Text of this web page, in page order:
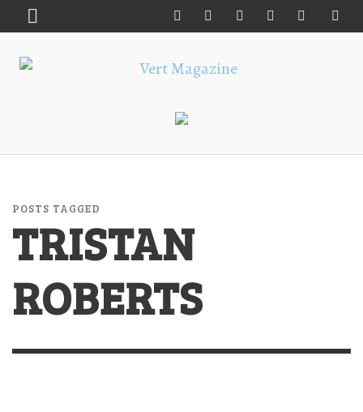
POSTS TAGGED
TRISTAN
ROBERTS